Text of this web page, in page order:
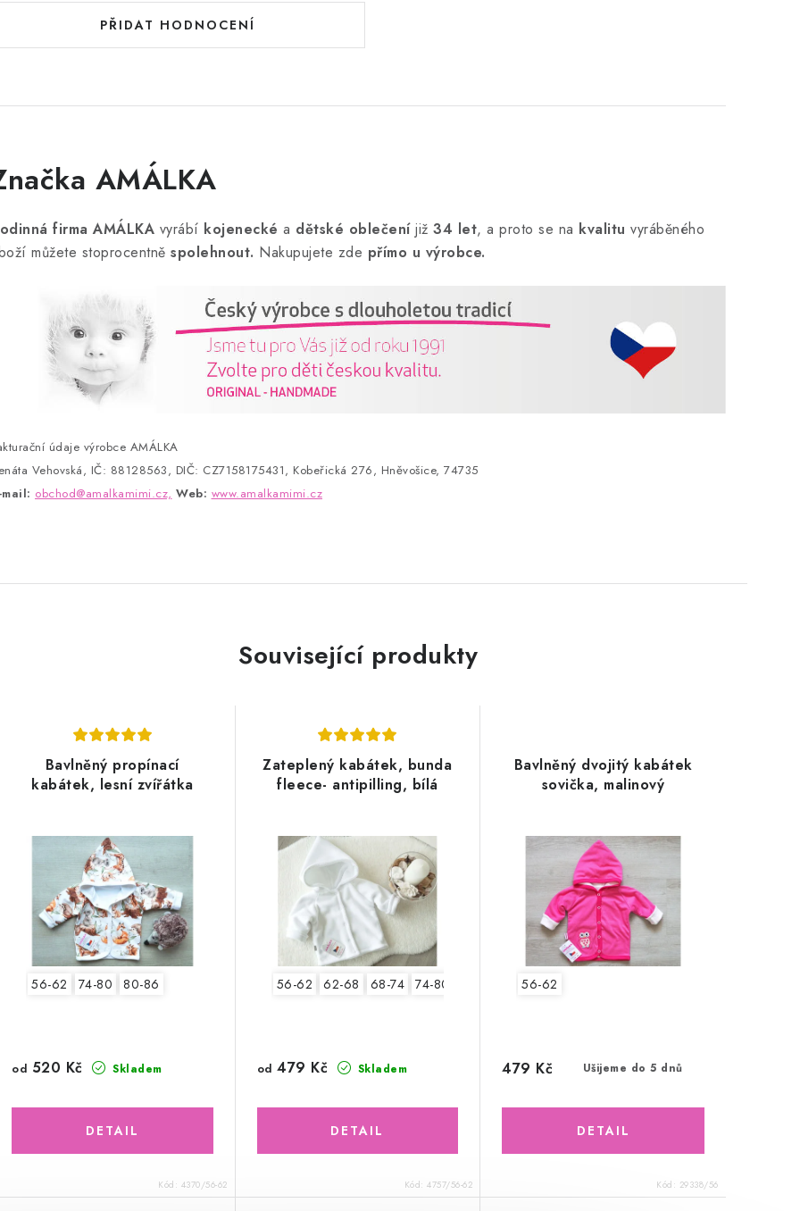
PŘIDAT HODNOCENÍ
AMÁLKA
firma AMÁLKA vyrábí kojenecké a dětské oblečeníjiž 34 let, a proto se na kvalitu vyráběného
můžete stoprocentně spolehnout. Nakupujete zde přímo u výrobce.
údaje výrobce AMÁLKA
Vehovská, IČ: 88128563, DIČ: CZ7158175431, Kobeřická 276, Hněvošice, 74735
obchod@amalkamimi.cz, Web: www.amalkamimi.cz
Související produkty
Bavlněný propínací
kabátek, lesní zvířátka
56-62 74-80 80-86
Skladem
od 520 Kč
Kód: 4370/56-62
Zateplený kabátek, bunda
fleece- antipilling, bílá
56-62 62-68 68-74 74-80
Skladem
od 479 Kč
Kód:4757/56-62
Bavlněný dvojitý kabátek
sovička, malinový
56-62
Ušijeme do 5 dnů
479 Kč
Kód: 29338/56